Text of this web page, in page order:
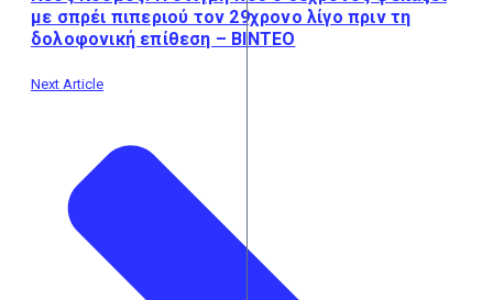
με σπρέι πιπεριού τον 29χρονο λίγο πριν τη
δολοφονική επίθεση – ΒΙΝΤΕΟ
Next Article